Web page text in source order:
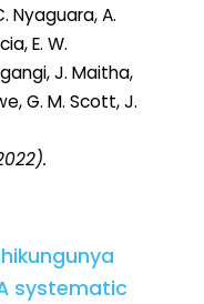
Nyaguara, A.
E. W.
J. Maitha,
G. M. Scott, J.
systematic